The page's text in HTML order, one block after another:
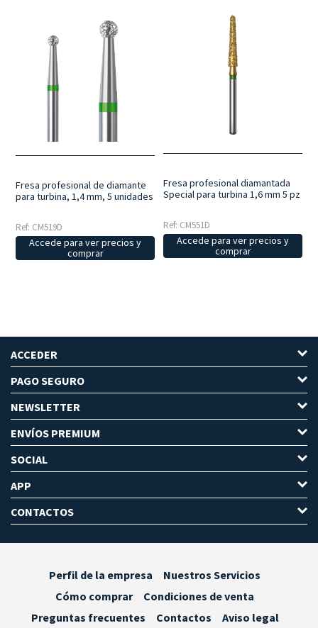
Fresa profesional de diamante
para turbina, 1,4 mm, 5 unidades
Ref: CM519D
Accede para ver precios y
comprar
Fresa profesional diamantada
Special para turbina 1,6 mm 5 pz
Ref: CM551D
Accede para ver precios y
comprar
ACCEDER
PAGO SEGURO
NEWSLETTER
ENVÍOS PREMIUM
SOCIAL
APP
CONTACTOS
Perfil de la empresa
Nuestros Servicios
Cómo comprar
Condiciones de venta
Preguntas frecuentes
Contactos Aviso legal